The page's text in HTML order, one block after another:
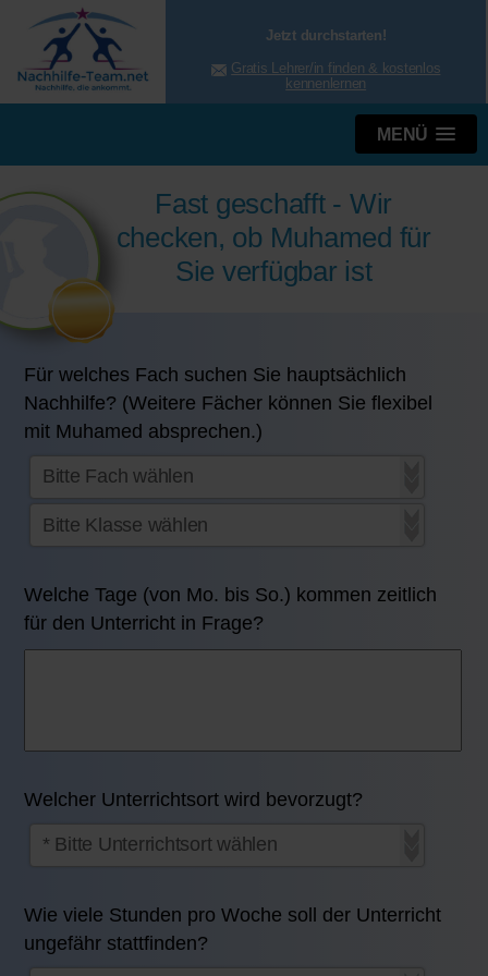
Jetzt durchstarten!
Gratis Lehrer/in finden & kostenlos
kennenlernen
MENÜ
Fast geschafft - Wir
checken, ob Muhamed für
Sie verfügbar ist
Für welches Fach suchen Sie hauptsächlich
Nachhilfe? (Weitere Fächer können Sie flexibel
mit Muhamed absprechen.)
Welche Tage (von Mo. bis So.) kommen zeitlich
für den Unterricht in Frage?
Welcher Unterrichtsort wird bevorzugt?
Wie viele Stunden pro Woche soll der Unterricht
ungefähr stattfinden?